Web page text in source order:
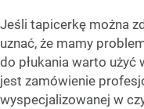
Jeśli tapicerkę można
uznać, że mamy
do płukania warto użyć
jest zamówienie
wyspecjalizowanej w